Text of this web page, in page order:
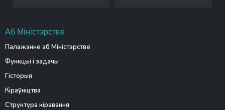
Аб Міністэрстве
Палажэнне аб Міністэрстве
Функцыі і задачы
Гісторыя
Кіраўніцтва
Структура кіравання